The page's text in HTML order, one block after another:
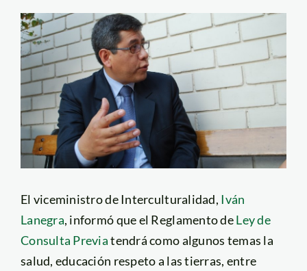
El viceministro de Interculturalidad, Iván
Lanegra, informó que el Reglamento deLey de
Consulta Previatendrá como algunos temas la
salud, educación respeto a las tierras, entre